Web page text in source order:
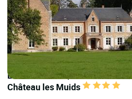
LOGIS HOTELS | Teritoria
Château les Muids